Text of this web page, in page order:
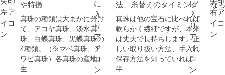
や特徴
真珠の種類は大まかに分け
て、アコヤ真珠、淡水真
珠、白蝶真珠、黒蝶真珠の
4種類。（※マベ真珠、ア
ワビ真珠）各真珠の産地、
生...
法、糸替えのタイミング
真珠は他の宝石に比べれば
軟らかく繊細ですが、本来
は丈夫で長持ちします。正
しい取り扱い方法、手入れ
保存方法を知っていれば
半...
な